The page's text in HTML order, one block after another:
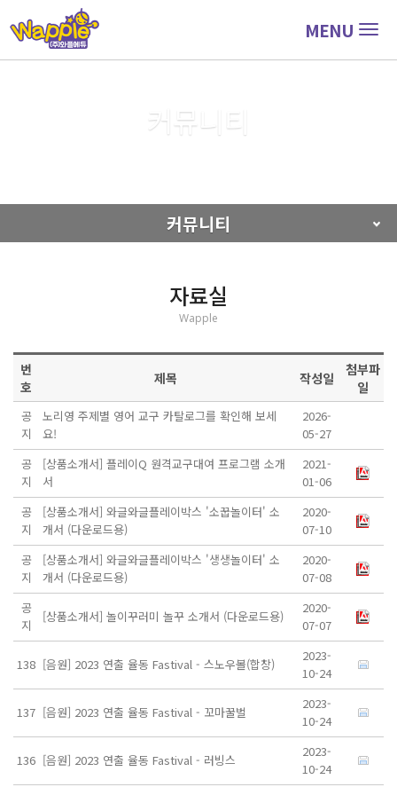
MENU
커뮤니티
커뮤니티
자료실
Wapple
번
호
제목 작성일
첨부파
일
공
지
노리영 주제별 영어 교구 카탈로그를 확인해 보세
요!
2026-
05-27
공
지
[상품소개서] 플레이Q 원격교구대여 프로그램 소개
서
2021-
01-06
공
지
[상품소개서] 와글와글플레이박스 '소꿉놀이터' 소
개서 (다운로드용)
2020-
07-10
공
지
[상품소개서] 와글와글플레이박스 '생생놀이터' 소
개서 (다운로드용)
2020-
07-08
공
지
[상품소개서] 놀이꾸러미 놀꾸 소개서 (다운로드용)
2020-
07-07
138 [음원] 2023 연출 율동 Fastival - 스노우볼(합창)
2023-
10-24
137 [음원] 2023 연출 율동 Fastival - 꼬마꿀벌
2023-
10-24
136 [음원] 2023 연출 율동 Fastival - 러빙스
2023-
10-24